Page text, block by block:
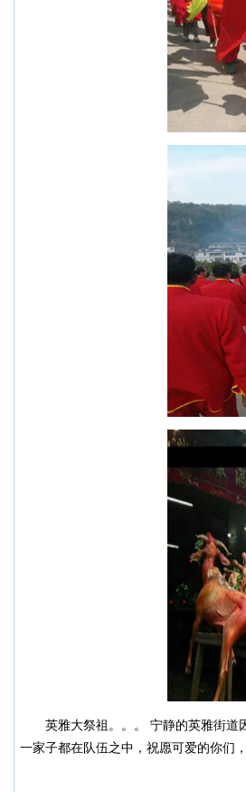
英雅大祭祖。。。 宁静的英雅街道
一家子都在队伍之中，祝愿可爱的你们